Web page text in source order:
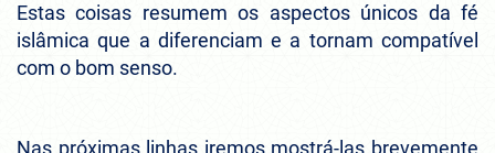
Estas coisas resumem os aspectos únicos da fé
islâmica que a diferenciam e a tornam compatível
com o bom senso.